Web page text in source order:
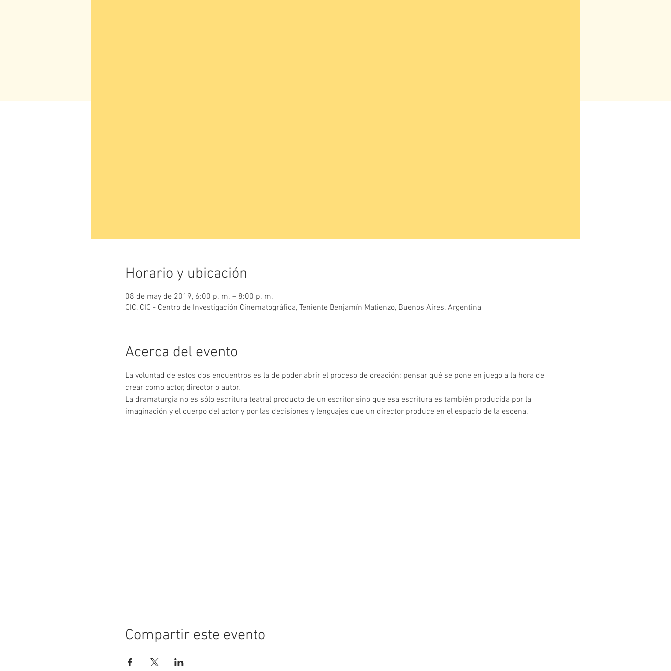
Horario y ubicación
08 de may de 2019, 6:00 p. m. – 8:00 p. m.
CIC, CIC - Centro de Investigación Cinematográfica, Teniente Benjamín Matienzo, Buenos Aires, Argentina
Acerca del evento
La voluntad de estos dos encuentros es la de poder abrir el proceso de creación: pensar qué se pone en juego a la hora de
La dramaturgia no es sólo escritura teatral producto de un escritor sino que esa escritura es también producida por la
Compartir este evento